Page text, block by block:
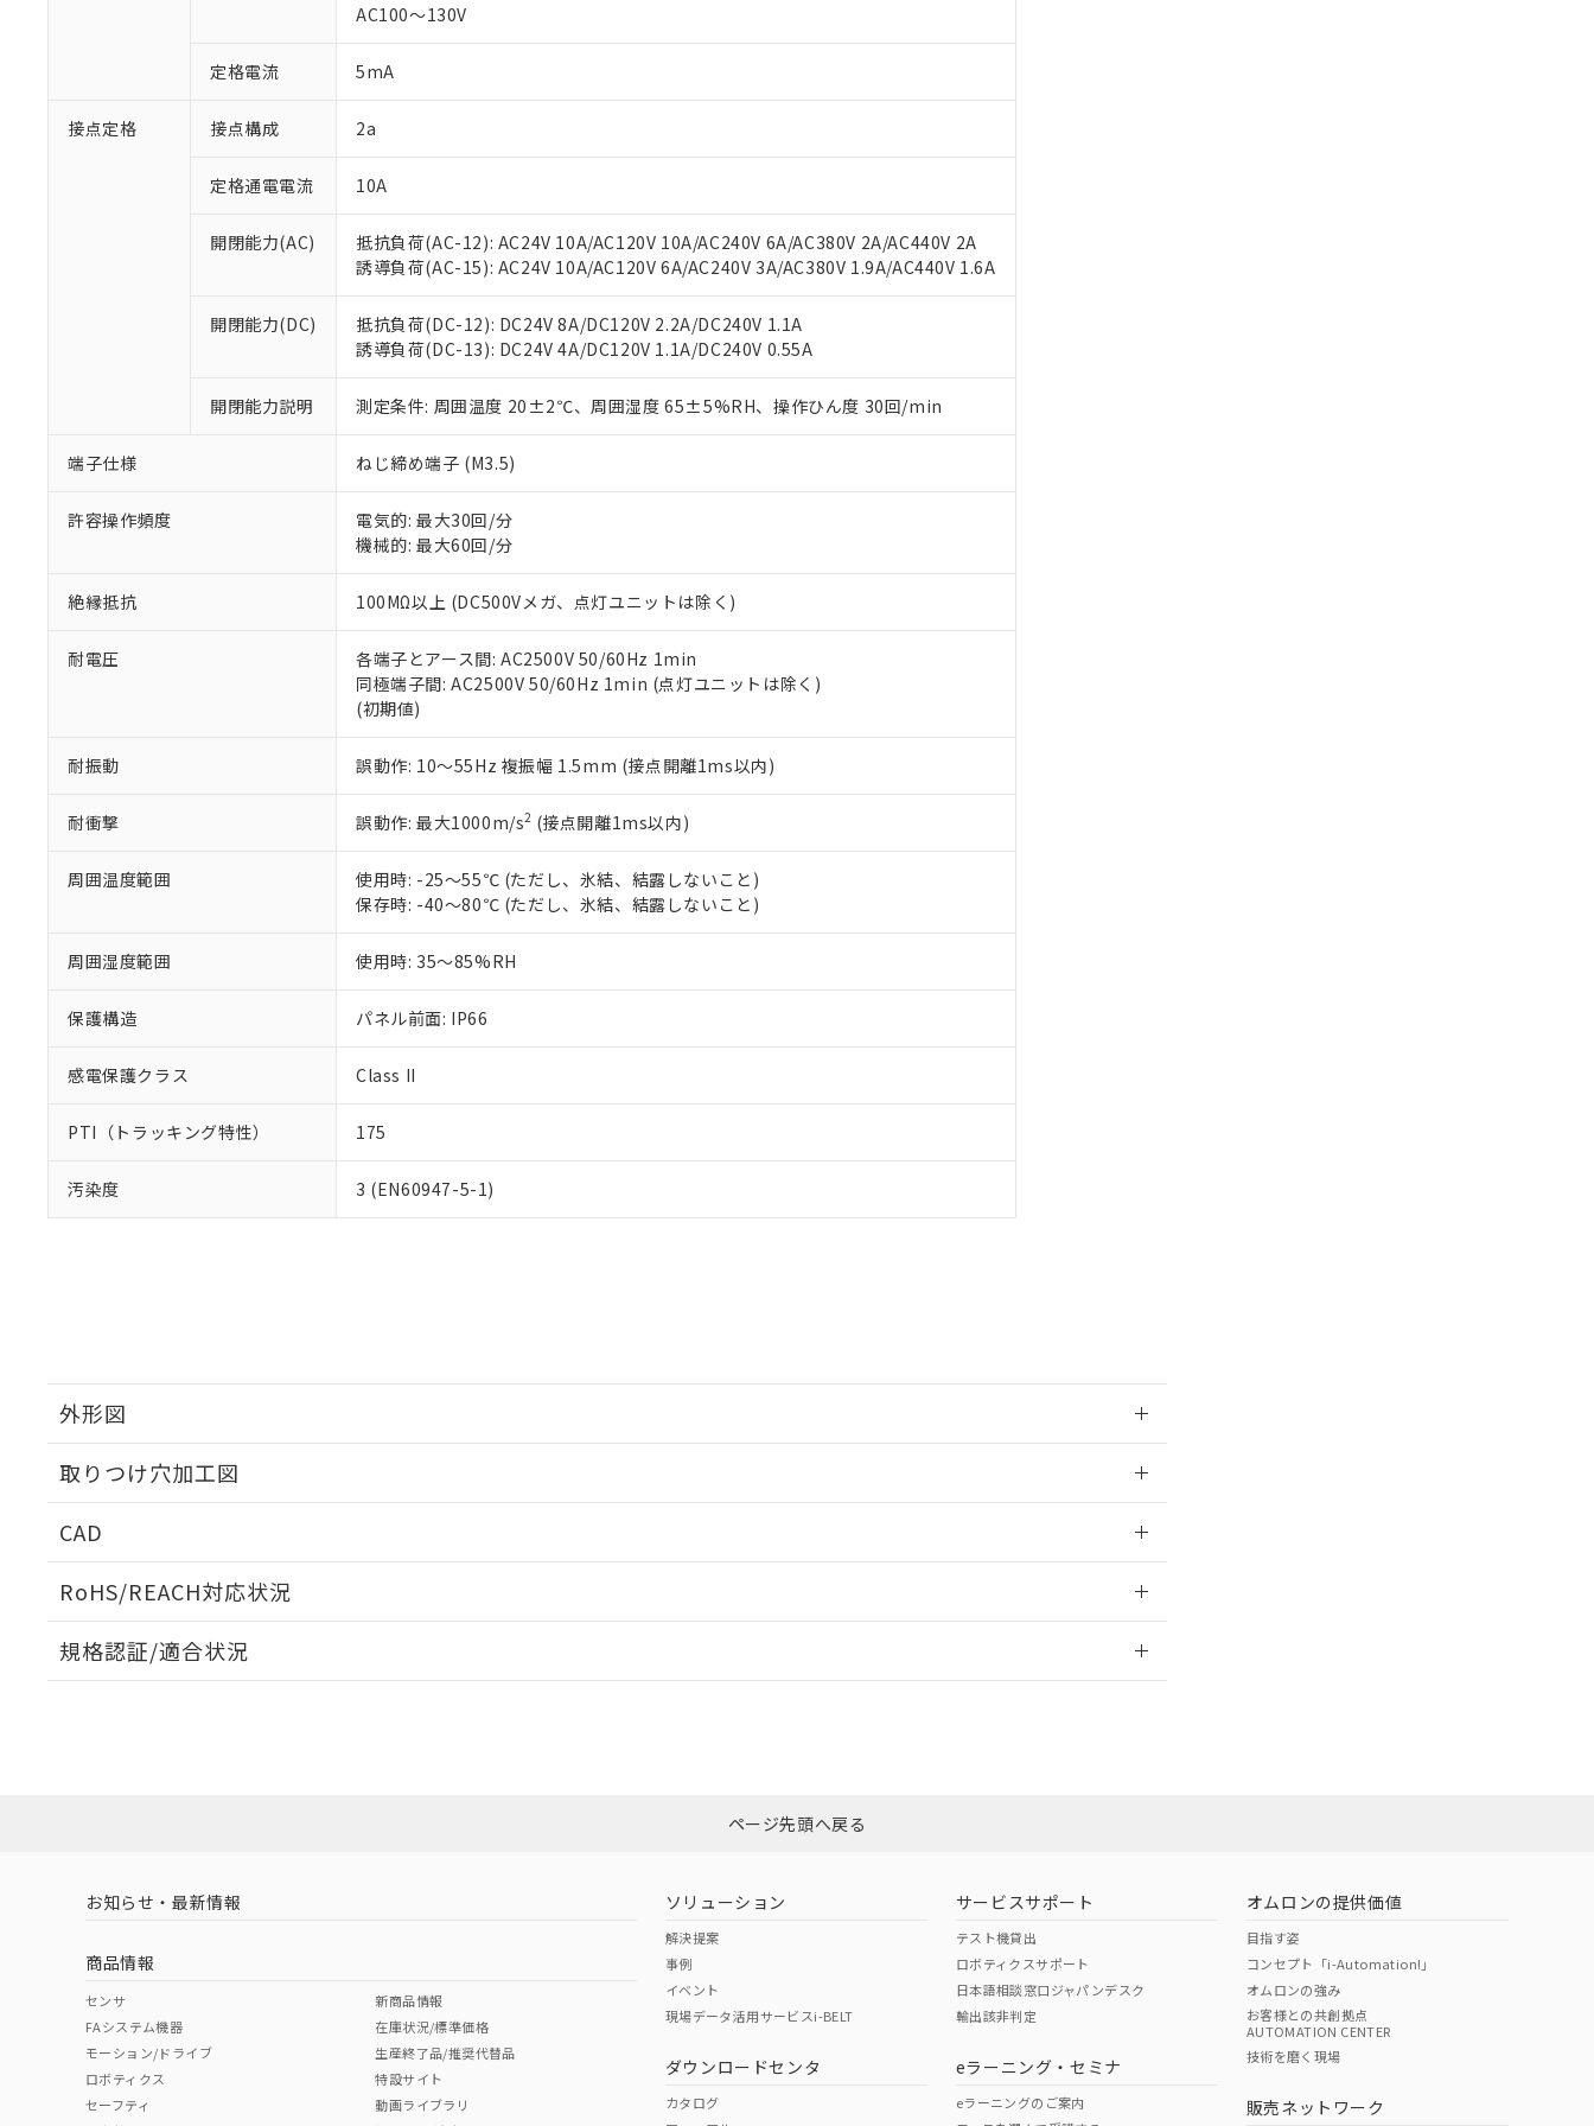
AC100～130V
定格電流 5mA
接点定格 接点構成 2a
定格通電電流 10A
開閉能力(AC)
抵抗負荷(AC-12): AC24V 10A/AC120V 10A/AC240V 6A/AC380V 2A/AC440V 2A
誘導負荷(AC-15): AC24V 10A/AC120V 6A/AC240V 3A/AC380V 1.9A/AC440V 1.6A
開閉能力(DC)
抵抗負荷(DC-12): DC24V 8A/DC120V 2.2A/DC240V 1.1A
誘導負荷(DC-13): DC24V 4A/DC120V 1.1A/DC240V 0.55A
開閉能力説明 測定条件: 周囲温度 20±2℃、周囲湿度 65±5%RH、操作ひん度 30回/min
端子仕様 ねじ締め端子 (M3.5)
許容操作頻度
電気的: 最大30回/分
機械的: 最大60回/分
絶縁抵抗 100MΩ以上 (DC500Vメガ、点灯ユニットは除く)
耐電圧
各端子とアース間: AC2500V 50/60Hz 1min
同極端子間: AC2500V 50/60Hz 1min (点灯ユニットは除く)
(初期値)
耐振動 誤動作: 10～55Hz 複振幅 1.5mm (接点開離1ms以内)
耐衝撃 誤動作: 最大1000m/s2 (接点開離1ms以内)
周囲温度範囲
使用時: -25～55℃ (ただし、氷結、結露しないこと)
保存時: -40～80℃ (ただし、氷結、結露しないこと)
周囲湿度範囲 使用時: 35～85%RH
保護構造 パネル前面: IP66
感電保護クラス Class II
PTI（トラッキング特性） 175
汚染度 3 (EN60947-5-1)
外形図
取りつけ穴加工図
CAD
RoHS/REACH対応状況
EU RoHS 注意事項・凡例
ダウンロードはこちら
中国 RoHS 注意事項・凡例
中国 RoHS表
Pb Hg Cr(VI)
規格認証/適合状況
以下の条件をお読みいただき、同意のうえご利用ください。
正式な納期状況および標準価格はお客様のお取引先、またはお客様担当のオムロン制御機器販売店・
当社販売員にご相談ください。
オムロン制御機器販売店や当社販売拠点は「販売ネットワーク
」をご確認ください。
在庫状況および標準価格結果を当社の事前の承諾なく第三者に漏洩または開示しないようお願いしま
す。
マイパーツ機能（部品リスト作成サービス）をご利用いただくには、I-Webメンバーズにご登録され
ている必要があります。
が、当社の製品・サービスに関するお客様との取引・商談に必要な範囲で利用することをご了承くだ
さい。
※当社の共同利用者とは、
いる法人を指します。
があります。
*EU RoHS指令（10物質）：
六価クロム(Cr(Ⅵ)) 1000ppm以下、ポリ臭化ビフェニル類(PBB) 1000ppm以下、ポリ臭化ジフェニルエーテル類(PBDE) 1000ppm以下、
但し、RoHS指令で産業用監視および制御機器に対する適用除外項目は除く。
フタル酸エステル類の４物質については閾値を超える意図的な使用がないことを確認しています。
※2 対応予定月
部品在庫の切り替え状況などにより、予定月が前後することがあります。
※3 非含有証明書ダウンロード
EU RoHS指令（10物質）の非含有証明書
51物質の非含有証明書（当社基準）
※本証明書は発行日時点で非含有を証明するもので、過去に遡って非含有を証明するものではありません。
また、RoHS指令のフタル酸エステル類４物質の対応では、対応完了までの期間は出荷製品に未対応品が
混在することから備考欄に対応日を記載しておりました。
既に当社にて対応品への在庫切替を完了していることから、特段のことがない限り、2022年1月12日よ
「×」：最大均質材料含有率が中国RoHSの基準値を超えていることを示します。
「－」：未確認です。当社販売部門へお問い合わせください。
Pb(鉛) :1000ppm、 Hg(水銀) : 1000ppm、 Cd(カドミウム) : 100ppm、
DBP(フタル酸ジブチル) : 1000ppm、 DIBP(フタル酸ジイソブチル) : 1000ppm、 BBP(フタル酸ブチルベンジル) : 1000ppm、
※2 環境保護使用期限
「ｅ」：有害物質（10物質）のすべてが基準値以下であることを示します。
「10」：通常の使用状況下において有害物質が外部に漏えいし、環境に深刻な影響を及ぼさない年数を意
味します。
「－」：未確認です。当社販売部門へお問い合わせください。
う）を輸出または国外への提供する場合は、日本国政府の輸出許可(または役務取引許可)を取得する
置等に一切使用いたしません。
当社は、貴社製品を第三者に販売する場合は、上記1、2および3の内容を当該第三者に通知します。
また当社は、販売先および販売に係わる関係者が違法に輸出するおそれがある場合は、取り引きをい
たしません。
記
説明
△ 一定数には満たないが在庫あり
－
在庫なし(最新の在庫状況については、お客様のお取引先、またはお客様担当のオムロン制御
機器販売店・当社販売員にご確認ください)
空
白
受注生産機種、また在庫状況の情報を公開していない機種
ページ先頭へ戻る
お知らせ・最新情報
商品情報
センサ
FAシステム機器
モーション/ドライブ
ロボティクス
セーフティ
新商品情報
在庫状況/標準価格
生産終了品/推奨代替品
特設サイト
動画ライブラリ
ソリューション
解決提案
事例
イベント
現場データ活用サービスi-BELT
ダウンロードセンタ
カタログ
サービスサポート
テスト機貸出
ロボティクスサポート
日本語相談窓口ジャパンデスク
輸出該非判定
eラーニング・セミナ
eラーニングのご案内
オムロンの提供価値
目指す姿
コンセプト「i-Automation!」
オムロンの強み
お客様との共創拠点
AUTOMATION CENTER
技術を磨く現場
販売ネットワーク